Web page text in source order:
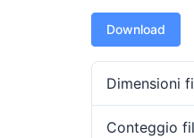
Download
Dimensioni
Conteggio